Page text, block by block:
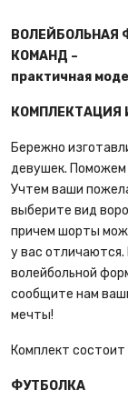
ВОЛЕЙБОЛЬНАЯ
КОМАНД –
практичная
Бережно
девушек. Поможем
Учтем ваши
выберите вид
причем шорты
у вас
волейбольной
сообщите нам
мечты!
Комплект
ФУТБОЛКА